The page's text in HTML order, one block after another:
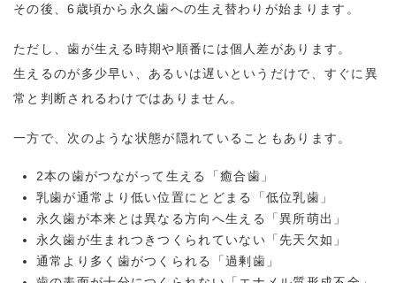
その後、6 歳頃から永久歯への生え替わりが始まります。
ただし、歯が生える時期や順番には個人差があります。
生えるのが多少早い、あるいは遅いというだけで、すぐに異
常と判断されるわけではありません。
一方で、次のような状態が隠れていることもあります。
2本の歯がつながって生える「癒合歯」
乳歯が通常より低い位置にとどまる「低位乳歯」
永久歯が本来とは異なる方向へ生える「異所萌出」
永久歯が生まれつきつくられていない「先天欠如」
通常より多く歯がつくられる「過剰歯」